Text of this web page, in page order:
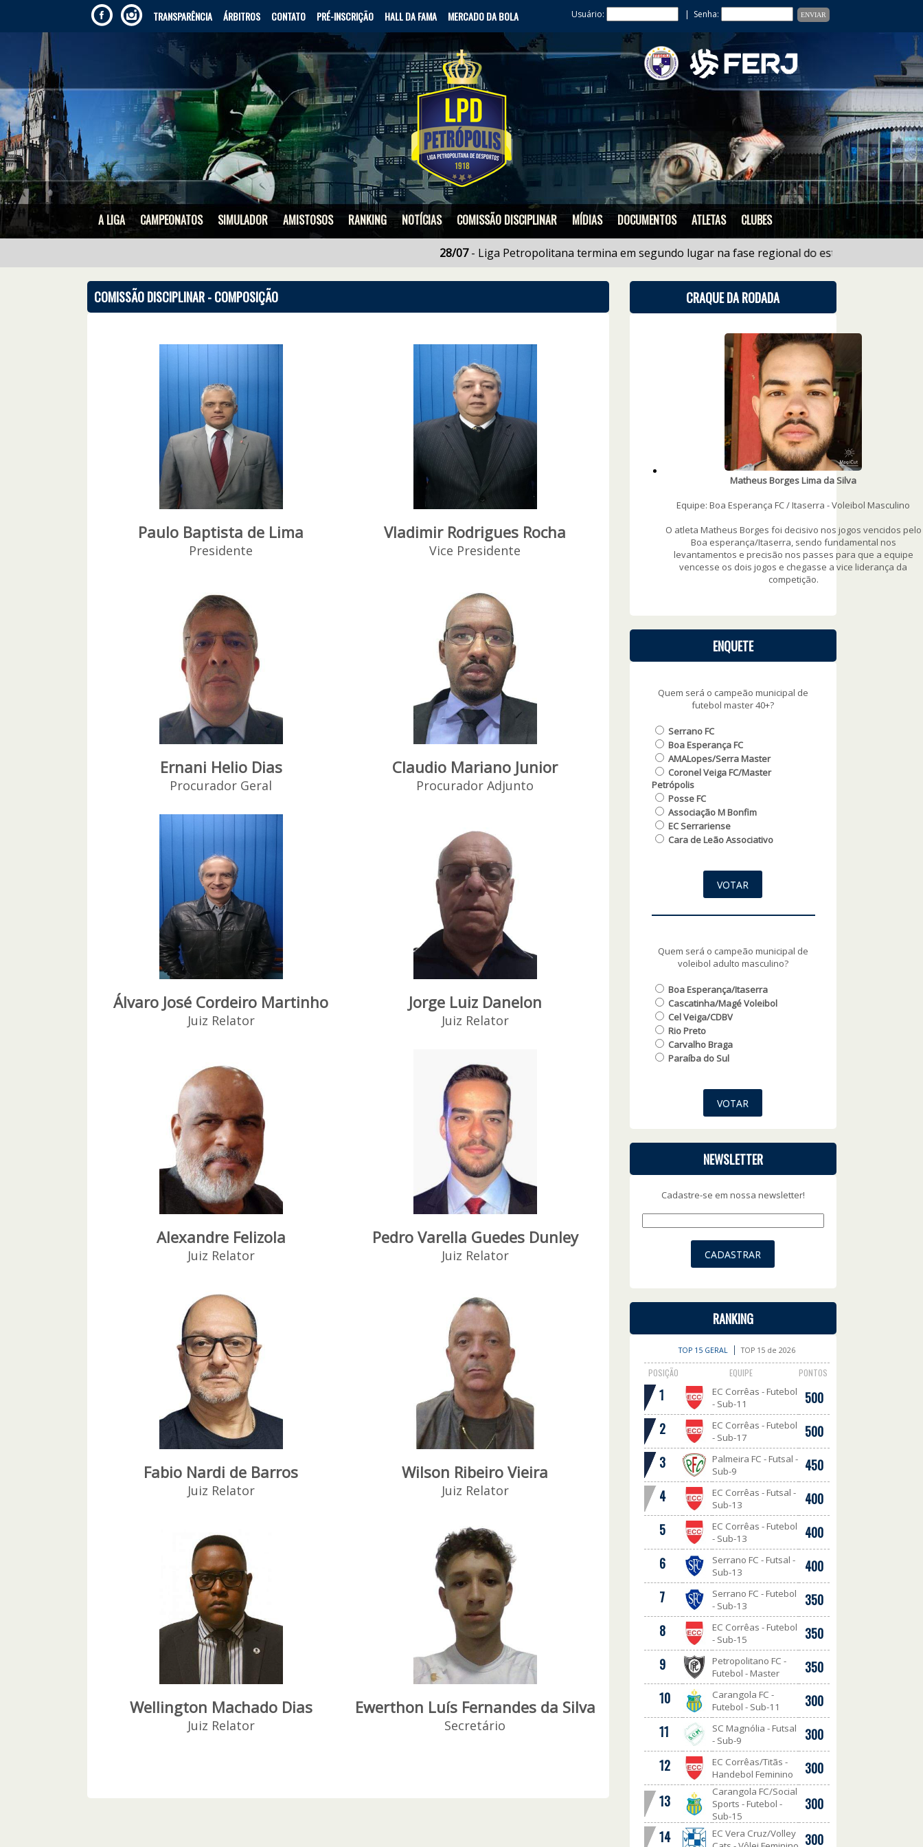
TRANSPARÊNCIA ÁRBITROS CONTATO PRÉ-INSCRIÇÃO HALL DA FAMA MERCADO DA BOLA Usuário: | Senha:
A LIGA CAMPEONATOS SIMULADOR AMISTOSOS RANKING NOTÍCIAS COMISSÃO DISCIPLINAR MÍDIAS DOCUMENTOS ATLETAS CLUBES
- Liga Petropolitana termina em segundo lugar na fase regional do estadual de Ligas Sub
COMISSÃO DISCIPLINAR - COMPOSIÇÃO
Paulo Baptista de Lima
Presidente
Vladimir Rodrigues Rocha
Vice Presidente
Ernani Helio Dias
Procurador Geral
Claudio Mariano Junior
Procurador Adjunto
Álvaro José Cordeiro Martinho
Juiz Relator
Jorge Luiz Danelon
Juiz Relator
Alexandre Felizola
Juiz Relator
Pedro Varella Guedes Dunley
Juiz Relator
Fabio Nardi de Barros
Juiz Relator
Wilson Ribeiro Vieira
Juiz Relator
Wellington Machado Dias
Juiz Relator
Ewerthon Luís Fernandes da Silva
Secretário
CRAQUE DA RODADA
Matheus Borges Lima da Silva
Equipe: Boa Esperança FC / Itaserra - Voleibol Masculino
O atleta Matheus Borges foi decisivo nos jogos vencidos pelo
Boa esperança/Itaserra, sendo fundamental nos
levantamentos e precisão nos passes para que a equipe
vencesse os dois jogos e chegasse a vice liderança da
competição.
ENQUETE
Quem será o campeão municipal de
futebol master 40+?
Serrano FC
Boa Esperança FC
AMALopes/Serra Master
Coronel Veiga FC/Master
Petrópolis
Posse FC
Associação M Bonfim
EC Serrariense
Cara de Leão Associativo
Quem será o campeão municipal de
voleibol adulto masculino?
Boa Esperança/Itaserra
Cascatinha/Magé Voleibol
Cel Veiga/CDBV
Rio Preto
Carvalho Braga
Paraíba do Sul
NEWSLETTER
Cadastre-se em nossa newsletter!
RANKING